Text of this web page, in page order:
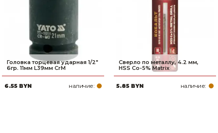
Головка торцевая ударная 1/2"
6гр. 11мм L39мм CrM
6.55 BYN наличие:
Сверло по металлу, 4.2 мм,
HSS Co-5% Matrix
5.85 BYN наличие: